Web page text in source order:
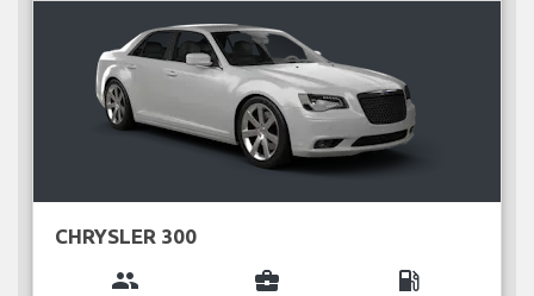
CHRYSLER 300
group business_center local_gas_station